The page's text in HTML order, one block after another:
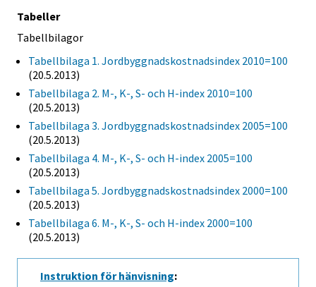
Tabeller
Tabellbilagor
Tabellbilaga 1. Jordbyggnadskostnadsindex 2010=100
(20.5.2013)
Tabellbilaga 2. M-, K-, S- och H-index 2010=100
(20.5.2013)
Tabellbilaga 3. Jordbyggnadskostnadsindex 2005=100
(20.5.2013)
Tabellbilaga 4. M-, K-, S- och H-index 2005=100
(20.5.2013)
Tabellbilaga 5. Jordbyggnadskostnadsindex 2000=100
(20.5.2013)
Tabellbilaga 6. M-, K-, S- och H-index 2000=100
(20.5.2013)
Instruktion för hänvisning: